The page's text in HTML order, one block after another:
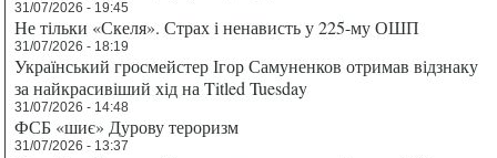
31/07/2026 - 19:45
Не тільки «Скеля». Страх і ненависть у 225-му ОШП
31/07/2026 - 18:19
Український гросмейстер Ігор Самуненков отримав відзнаку
за найкрасивіший хід на Titled Tuesday
31/07/2026 - 14:48
ФСБ «шиє» Дурову тероризм
31/07/2026 - 13:37